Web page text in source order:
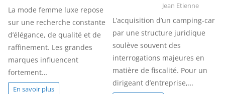
La mode femme luxe repose
sur une recherche constante
d’élégance, de qualité et de
raffinement. Les grandes
marques influencent
fortement…
En savoir plus
Jean Etienne
L’acquisition d’un camping-car
par une structure juridique
soulève souvent des
interrogations majeures en
matière de fiscalité. Pour un
dirigeant d’entreprise,…